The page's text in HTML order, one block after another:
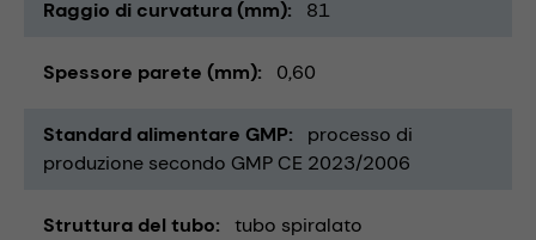
Raggio di curvatura (mm) 81
Spessore parete (mm) 0,60
Standard alimentare GMP
processo di
produzione secondo GMP CE 2023/2006
Struttura del tubo tubo spiralato